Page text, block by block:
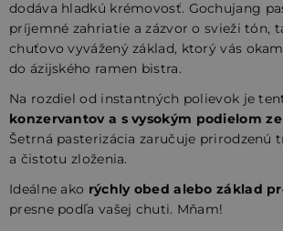
dodáva hladkú krémovosť. Gochujang
príjemné zahriatie a zázvor o svieži tón,
chuťovo vyvážený základ, ktorý vás
do ázijského ramen bistra.
Na rozdiel od instantných polievok je
konzervantov a s vysokým podielom
Šetrná pasterizácia zaručuje prirodzenú
a čistotu zloženia.
Ideálne ako rýchly obed alebo základ
presne podľa vašej chuti. Mňam!